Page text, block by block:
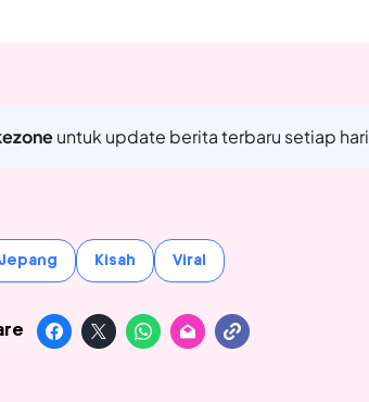
untuk update berita terbaru setiap hari
Kisah Viral